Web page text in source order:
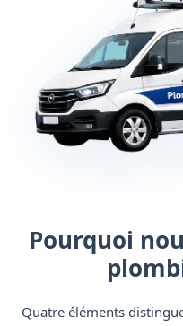
Pourquoi
Quatre éléments